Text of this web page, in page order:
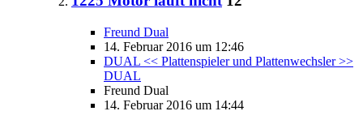
Freund Dual
14. Februar 2016 um 12:46
DUAL << Plattenspieler und Plattenwechsler >>
DUAL
Freund Dual
14. Februar 2016 um 14:44